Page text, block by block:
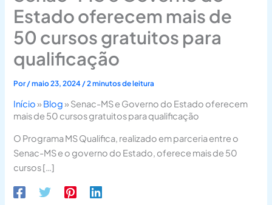
Estado oferecem mais de
50 cursos gratuitos para
qualificação
Por/maio 23, 2024 /2 minutos de leitura
Início» Blog» Senac-MS e Governo do Estado oferecem
mais de 50 cursos gratuitos para qualificação
O Programa MS Qualifica, realizado em parceria entre o
Senac-MS e o governo do Estado, oferece mais de 50
cursos […]